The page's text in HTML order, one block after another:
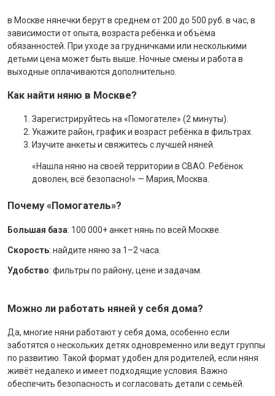
в Москве нянечки берут в среднем от 200 до 500 руб. в час, в
зависимости от опыта, возраста ребёнка и объёма
обязанностей. При уходе за грудничками или несколькими
детьми цена может быть выше. Ночные смены и работа в
выходные оплачиваются дополнительно.
Как найти няню в Москве?
Зарегистрируйтесь на «Помогателе» (2 минуты).
Укажите район, график и возраст ребёнка в фильтрах.
Изучите анкеты и свяжитесь с лучшей няней.
«Нашла няню на своей территории в СВАО. Ребёнок
доволен, всё безопасно!» — Мария, Москва.
Почему «Помогатель»?
Большая база: 100 000+ анкет нянь по всей Москве.
Скорость: найдите няню за 1–2 часа.
Удобство: фильтры по району, цене и задачам.
Можно ли работать няней у себя дома?
Да, многие няни работают у себя дома, особенно если
заботятся о нескольких детях одновременно или ведут группы
по развитию. Такой формат удобен для родителей, если няня
живёт недалеко и имеет подходящие условия. Важно
обеспечить безопасность и согласовать детали с семьёй.